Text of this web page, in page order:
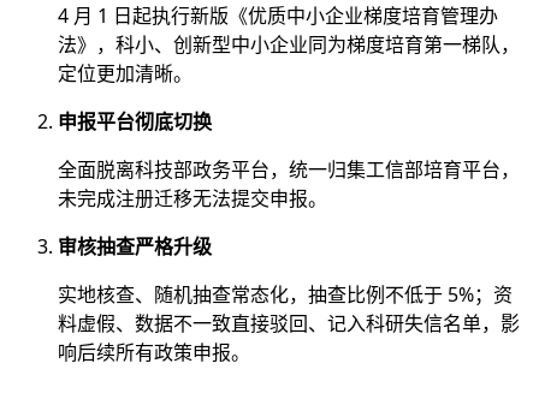
4 月 1 日起执行新版《优质中小企业梯度培育管理办
法》，科小、创新型中小企业同为梯度培育第一梯队，
定位更加清晰。
申报平台彻底切换
全面脱离科技部政务平台，统一归集工信部培育平台，
未完成注册迁移无法提交申报。
审核抽查严格升级
实地核查、随机抽查常态化，抽查比例不低于 5%；资
料虚假、数据不一致直接驳回、记入科研失信名单，影
响后续所有政策申报。